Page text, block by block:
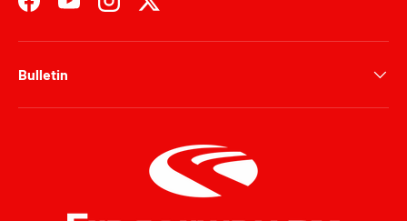
FacebookYouTubeInstagramTwitter
Bulletin